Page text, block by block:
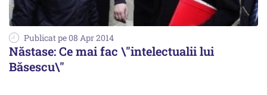
Publicat pe 08 Apr 2014
Năstase: Ce mai fac \"intelectualii lui
Băsescu\"